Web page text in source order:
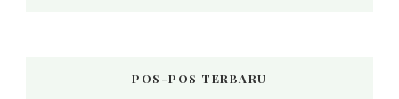
POS-POS TERBARU